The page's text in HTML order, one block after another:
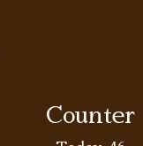
Counter